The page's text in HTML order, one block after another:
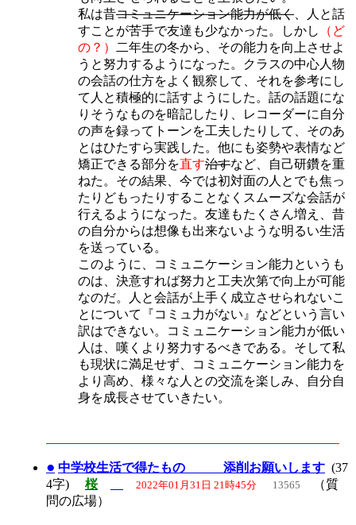
私は昔コミュニケーション能力が低く 、人と話
すことが苦手で友達も少なかった。しかし
（ど
の？）
二年生の冬から、その能力を向上させよ
うと努力するようになった。クラスの中心人物
の会話の仕方をよく観察して、それを参考にし
て人と積極的に話すようにした。話の話題にな
りそうなものを暗記したり、レコーダーに自分
の声を録ってトーンを工夫したりして、そのあ
とはひたすら実践した。他にも姿勢や表情など
矯正できる部分を直す治すなど、自己研鑽を重
ねた。その結果、今では初対面の人とでも焦っ
たりどもったりすることなくスムーズな会話が
行えるようになった。友達もたくさん増え、昔
の自分からは想像も出来ないような明るい生活
を送っている。
このように、コミュニケーション能力というも
のは、決意すれば努力と工夫次第で向上が可能
なのだ。人と会話が上手く成立させられないこ
とについて『コミュ力がない』などという言い
訳はできない。コミュニケーション能力が低い
人は、嘆くより努力するべきである。そして私
も現状に満足せず、コミュニケーション能力を
より高め、様々な人との交流を楽しみ、自分自
身を成長させていきたい。
● 中学校生活で得たもの 添削お願いします (37
4字) 桜 2022年01月31日 21時45分 13565
（質
問の広場）